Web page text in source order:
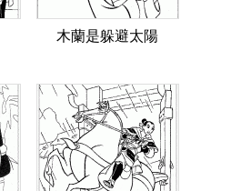
木蘭是躲避太陽